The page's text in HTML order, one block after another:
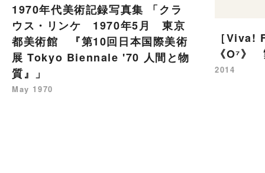
1970年代美術記録写真集 「クラ
ウス・リンケ 1970年5月 東京
都美術館 『第10回日本国際美術
展 Tokyo Biennale '70 人間と物
質』」
May 1970
［Viva!
《O⁷》
2014